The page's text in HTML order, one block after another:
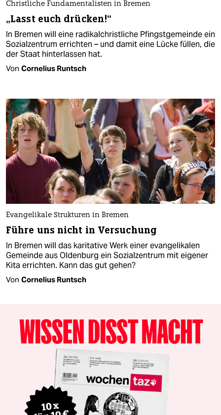
Christliche Fundamentalisten in Bremen
„Lasst euch drücken!“
In Bremen will eine radikalchristliche Pfingstgemeinde ein
Sozialzentrum errichten – und damit eine Lücke füllen, die
der Staat hinterlassen hat.
Von Cornelius Runtsch
Evangelikale Strukturen in Bremen
Führe uns nicht in Versuchung
In Bremen will das karitative Werk einer evangelikalen
Gemeinde aus Oldenburg ein Sozialzentrum mit eigener
Kita errichten. Kann das gut gehen?
Von Cornelius Runtsch